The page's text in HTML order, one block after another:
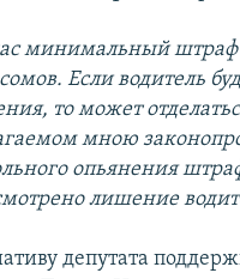
минимальный штраф
Если водитель
то может
мною
опьянения
лишение
депутата